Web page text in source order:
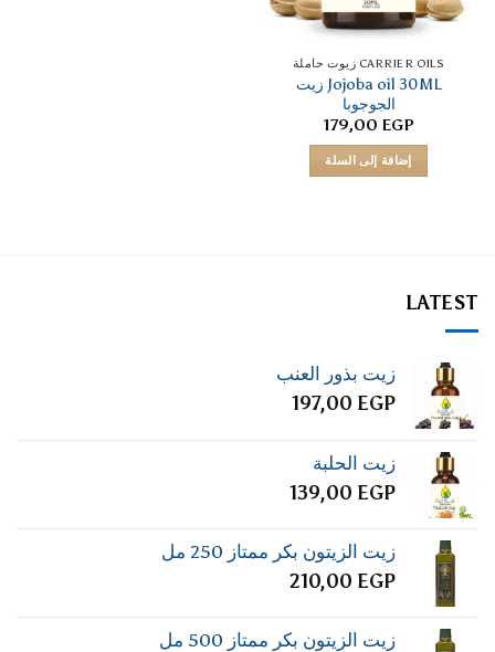
CARRIER OILS زيوت حاملة
Jojoba oil 30ML زيت
الجوجوبا
179,00 EGP
إضافة إلى السلة
LATEST
زيت بذور العنب
197,00 EGP
زيت الحلبة
139,00 EGP
زيت الزيتون بكر ممتاز 250 مل
210,00 EGP
زيت الزيتون بكر ممتاز 500 مل